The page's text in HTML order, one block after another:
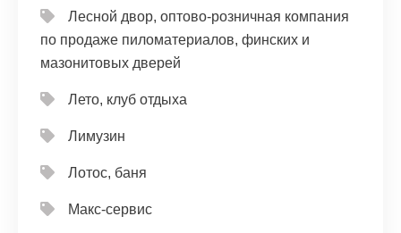
Лесной двор, оптово-розничная компания
по продаже пиломатериалов, финских и
мазонитовых дверей
Лето, клуб отдыха
Лимузин
Лотос, баня
Макс-сервис